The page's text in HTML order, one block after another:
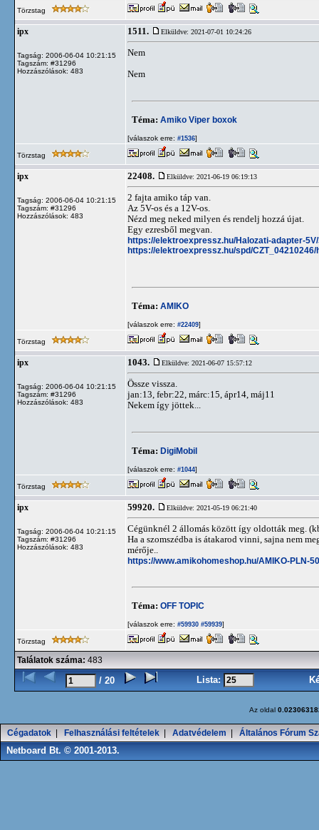
Törzstag
ipx
Tagság: 2006-06-04 10:21:15
Tagszám: #31296
Hozzászólások: 483
1511. Elküldve: 2021-07-01 10:24:26
Nem
Nem
Téma: Amiko Viper boxok
[válaszok erre: #1536]
Törzstag
ipx
Tagság: 2006-06-04 10:21:15
Tagszám: #31296
Hozzászólások: 483
22408. Elküldve: 2021-06-19 06:19:13
2 fajta amiko táp van.
Az 5V-os és a 12V-os.
Nézd meg neked milyen és rendelj hozzá újat.
Egy ezresből megvan.
https://elektroexpressz.hu/Halozati-adapter-
https://elektroexpressz.hu/spd/
Téma: AMIKO
[válaszok erre: #22409]
Törzstag
ipx
Tagság: 2006-06-04 10:21:15
Tagszám: #31296
Hozzászólások: 483
1043. Elküldve: 2021-06-07 15:57:12
Össze vissza.
jan:13, febr:22, márc:15, ápr14, máj11
Nekem így jöttek...
Téma: DigiMobil
[válaszok erre: #1044]
Törzstag
ipx
Tagság: 2006-06-04 10:21:15
Tagszám: #31296
Hozzászólások: 483
59920. Elküldve: 2021-05-19 06:21:40
Cégünknél 2 állomás között így oldották meg.
Ha a szomszédba is átakarod vinni, sajna nem
mérője..
https://www.amikohomeshop.hu/AMIKO-PLN-
Téma: OFF TOPIC
[válaszok erre: #59930 #59939]
Törzstag
Találatok száma: 483
/ 20 Lista:
Az oldal
Cégadatok Felhasználási feltételek Adatvédelem Általános Fórum
Netboard Bt. © 2001-2013.